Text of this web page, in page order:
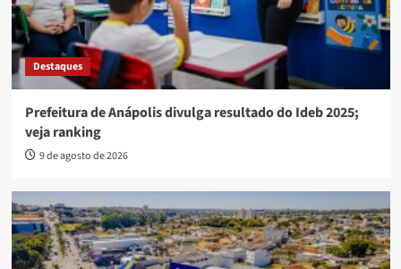
Destaques
Prefeitura de Anápolis divulga resultado do Ideb 2025;
veja ranking
9 de agosto de 2026